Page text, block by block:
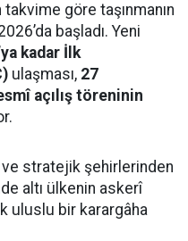
takvime göre taşınmanın
başladı. Yeni
kadar İlk
ulaşması, 27
açılış töreninin
ve stratejik şehirlerinden
altı ülkenin askerî
uluslu bir karargâha